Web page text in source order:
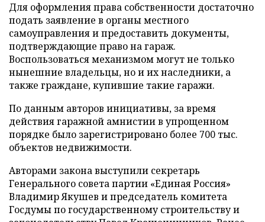
Для оформления права собственности достаточно
подать заявление в органы местного
самоуправления и предоставить документы,
подтверждающие право на гараж.
Воспользоваться механизмом могут не только
нынешние владельцы, но и их наследники, а
также граждане, купившие такие гаражи.
По данным авторов инициативы, за время
действия гаражной амнистии в упрощенном
порядке было зарегистрировано более 700 тыс.
объектов недвижимости.
Авторами закона выступили секретарь
Генерального совета партии «Единая Россия»
Владимир Якушев и председатель комитета
Госдумы по государственному строительству и